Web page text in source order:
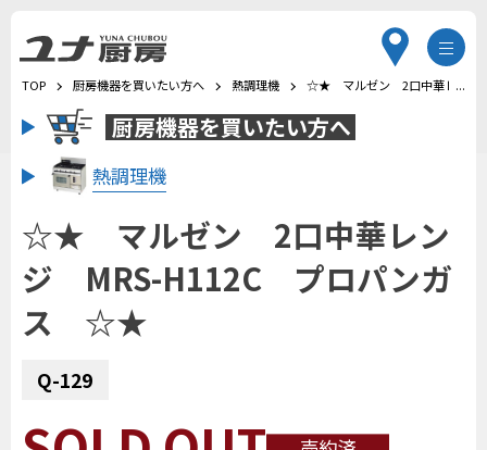
TOP 厨房機器を買いたい方へ 熱調理機 ☆★ マルゼン 2口中華レン
厨房機器を買いたい方へ
熱調理機
☆★ マルゼン 2口中華レン
ジ MRS-H112C プロパンガ
ス ☆★
Q-129